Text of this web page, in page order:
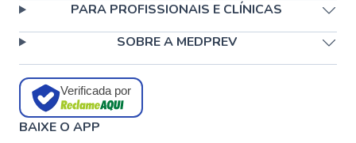
PARA PROFISSIONAIS E CLÍNICAS
SOBRE A MEDPREV
Verificada por
BAIXE O APP